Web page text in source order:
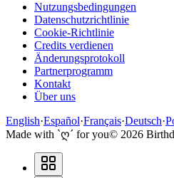
Nutzungsbedingungen
Datenschutzrichtlinie
Cookie-Richtlinie
Credits verdienen
Änderungsprotokoll
Partnerprogramm
Kontakt
Über uns
English·Español·Français·Deutsch·
Made with `ღ´ for you© 2026